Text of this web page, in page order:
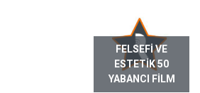
FELSEFI VE
ESTETIK 50
YABANCI FILM